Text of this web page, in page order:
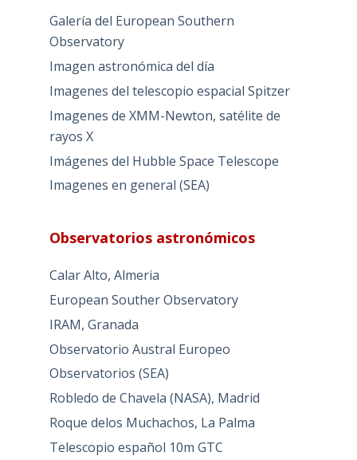
Galería del European Southern
Observatory
Imagen astronómica del día
Imagenes del telescopio espacial Spitzer
Imagenes de XMM-Newton, satélite de
rayos X
Imágenes del Hubble Space Telescope
Imagenes en general (SEA)
Observatorios astronómicos
Calar Alto, Almeria
European Souther Observatory
IRAM, Granada
Observatorio Austral Europeo
Observatorios (SEA)
Robledo de Chavela (NASA), Madrid
Roque delos Muchachos, La Palma
Telescopio español 10m GTC